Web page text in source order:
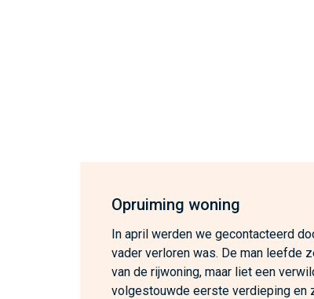
Opruiming woning
In april werden we gecontacteerd
vader verloren was. De man leefde
van de rijwoning, maar liet een
volgestouwde eerste verdieping en